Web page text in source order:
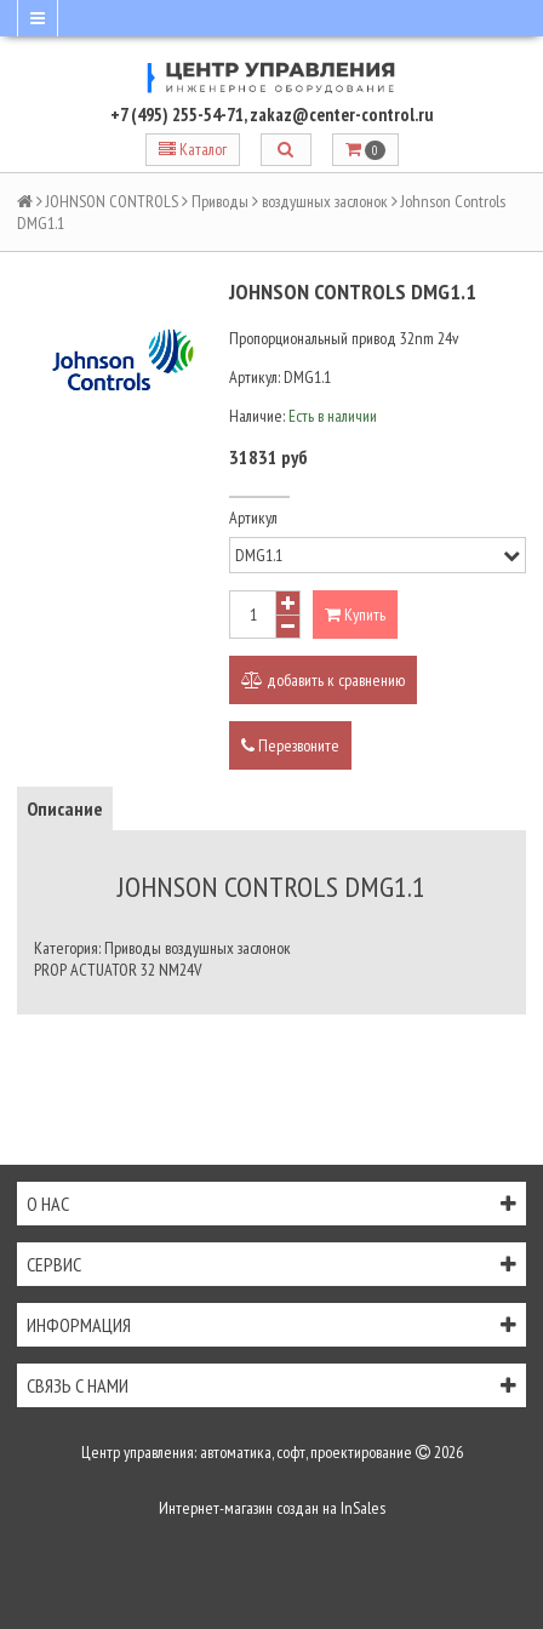
+7 (495) 255-54-71,zakaz@center-control.ru
Каталог 0
JOHNSON CONTROLS Приводы воздушных заслонок
Johnson Controls
DMG1.1
JOHNSON CONTROLS DMG1.1
Пропорциональный привод 32nm 24v
Артикул: DMG1.1
Наличие: Есть в наличии
31831 руб
Артикул
Купить
добавить к сравнению
Перезвоните
Описание
JOHNSON CONTROLS DMG1.1
Категория: Приводы воздушных заслонок
PROP ACTUATOR 32 NM24V
О НАС
СЕРВИС
ИНФОРМАЦИЯ
СВЯЗЬ С НАМИ
Центр управления: автоматика, софт, проектирование 2026
Интернет-магазин создан на InSales